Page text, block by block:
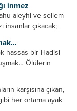
Allah arasındaki bir
inmez
aleyhi ve sellem
insanlar çıkacak;
görünce
Onların
hassas bir Hadisi
Ölülerin
ve kusurlarını
fayda da vermez....
karşısına çıkan,
her ortama ayak